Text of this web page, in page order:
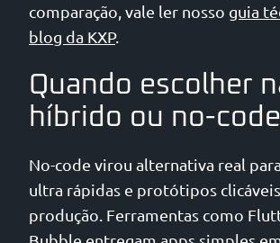
comparação, vale ler nosso guia
blog da KXP.
Quando escolher
híbrido ou no-code
No-code virou alternativa real
ultra rápidas e protótipos
produção. Ferramentas como